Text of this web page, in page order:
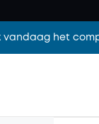
vandaag het